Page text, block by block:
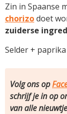
Zin in Spaanse
chorizodoet
zuiderse
Selder +
Volg ons op
schrijf je in op
van alle